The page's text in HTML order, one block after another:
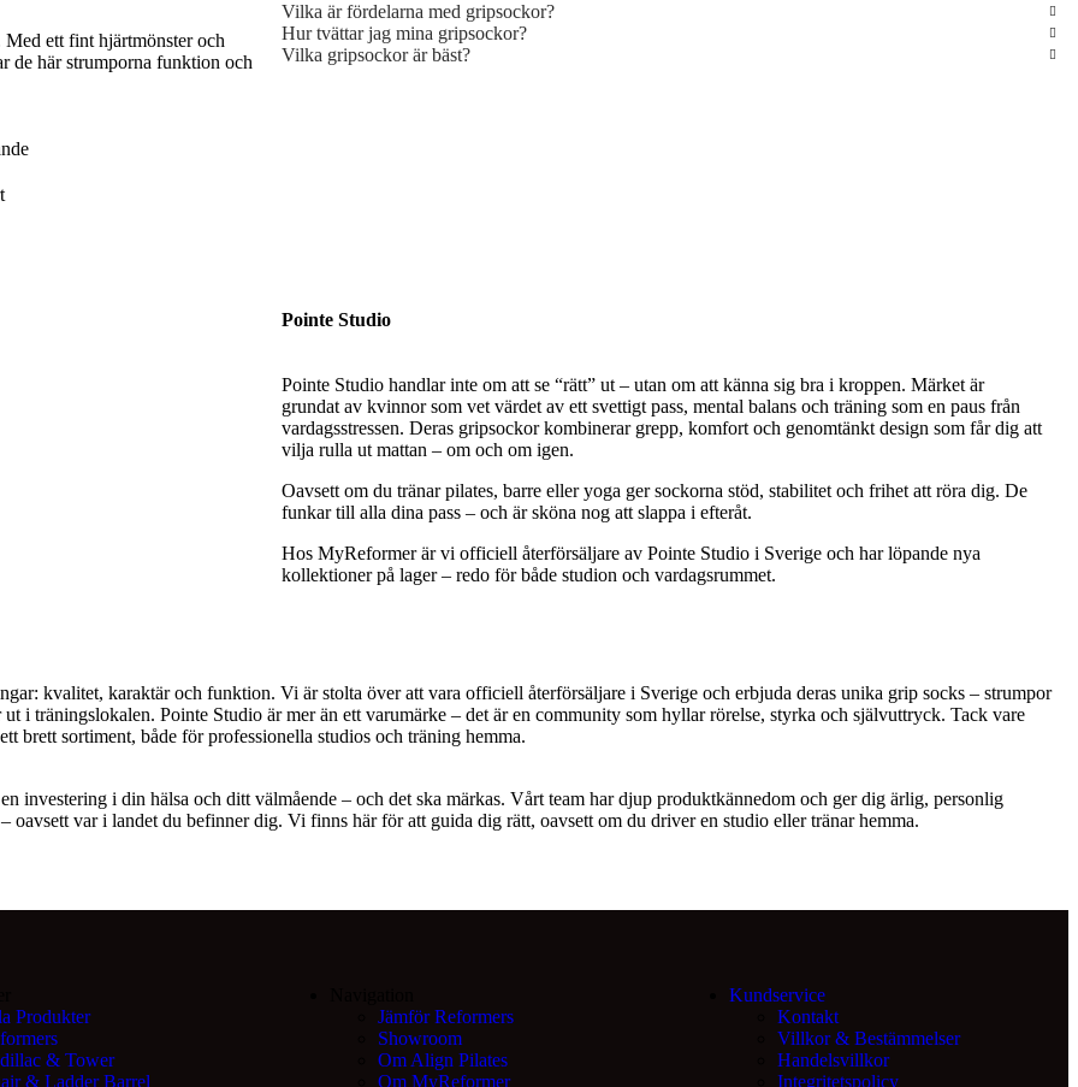
ett fint hjärtmönster och
de här strumporna funktion och
Vilka är fördelarna med gripsockor?
Hur tvättar jag mina gripsockor?
Vilka gripsockor är bäst?
Pointe Studio
Pointe Studio handlar inte om att se “rätt” ut – utan om att känna sig bra i kroppen. Märket är
grundat av kvinnor som vet värdet av ett svettigt pass, mental balans och träning som en paus från
vardagsstressen. Deras gripsockor kombinerar grepp, komfort och genomtänkt design som får dig att
vilja rulla ut mattan – om och om igen.
Oavsett om du tränar pilates, barre eller yoga ger sockorna stöd, stabilitet och frihet att röra dig. De
funkar till alla dina pass – och är sköna nog att slappa i efteråt.
Hos MyReformer är vi officiell återförsäljare av Pointe Studio i Sverige och har löpande nya
kollektioner på lager – redo för både studion och vardagsrummet.
kvalitet, karaktär och funktion. Vi är stolta över att vara officiell återförsäljare i Sverige och erbjuda deras unika grip socks – strumpor
i träningslokalen. Pointe Studio är mer än ett varumärke – det är en community som hyllar rörelse, styrka och självuttryck. Tack vare
brett sortiment, både för professionella studios och träning hemma.
investering i din hälsa och ditt välmående – och det ska märkas. Vårt team har djup produktkännedom och ger dig ärlig, personlig
var i landet du befinner dig. Vi finns här för att guida dig rätt, oavsett om du driver en studio eller tränar hemma.
Produkter
& Tower
& Ladder Barrel
Jämför Reformers
Showroom
Om Align Pilates
Om MyReformer
Kundservice
Kontakt
Villkor & Bestämmelser
Handelsvillkor
Integritetspolicy